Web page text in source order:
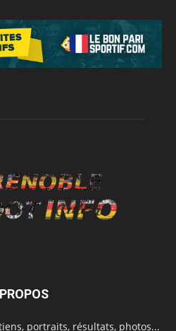
portraits, résultats, photos...